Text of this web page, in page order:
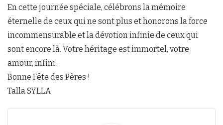
En cette journée spéciale, célébrons la mémoire
éternelle de ceux qui ne sont plus et honorons la force
incommensurable et la dévotion infinie de ceux qui
sont encore là. Votre héritage est immortel, votre
amour, infini.
Bonne Fête des Pères !
Talla SYLLA